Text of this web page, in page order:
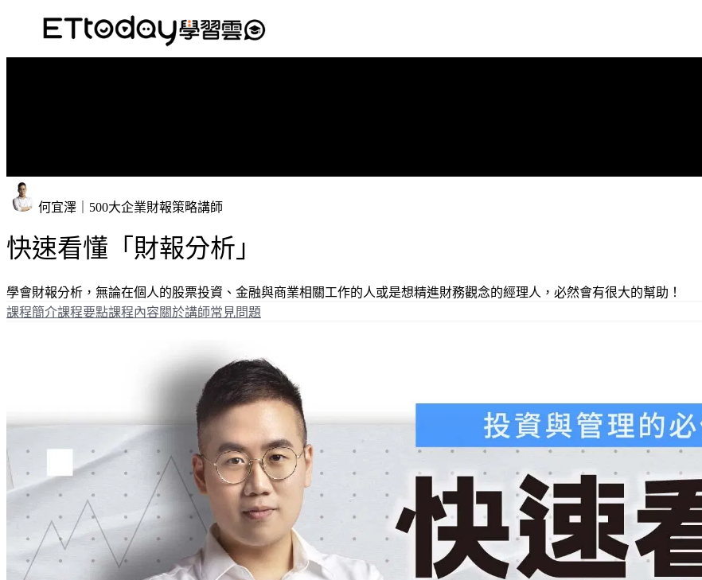
何宜澤｜500大企業財報策略講師
快速看懂「財報分析」
學會財報分析，無論在個人的股票投資、金融與商業相關工作的人或是想精進財務觀念的經理人，必然會有很大的幫助！
課程簡介課程要點課程內容關於講師常見問題